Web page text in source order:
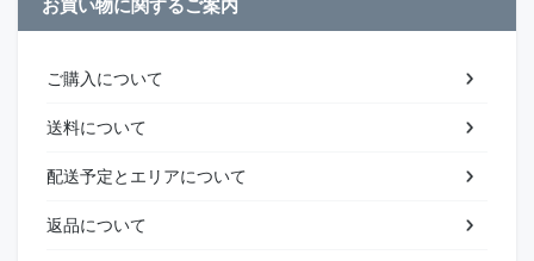
ご購入について
送料について
配送予定とエリアについて
返品について